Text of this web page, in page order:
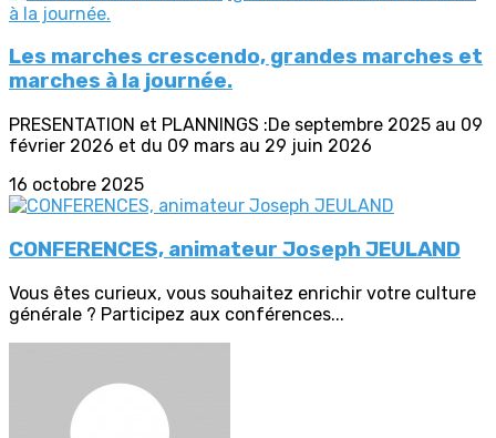
Les marches crescendo, grandes marches et
marches à la journée.
PRESENTATION et PLANNINGS :De septembre 2025 au 09
février 2026 et du 09 mars au 29 juin 2026
16 octobre 2025
CONFERENCES, animateur Joseph JEULAND
Vous êtes curieux, vous souhaitez enrichir votre culture
générale ? Participez aux conférences...